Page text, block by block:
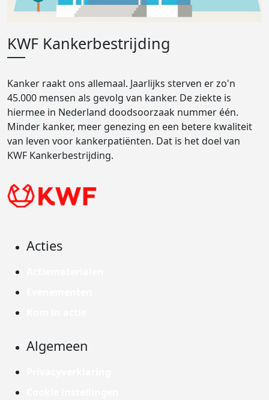
KWF Kankerbestrijding
Kanker raakt ons allemaal. Jaarlijks sterven er zo'n
45.000 mensen als gevolg van kanker. De ziekte is
hiermee in Nederland doodsoorzaak nummer één.
Minder kanker, meer genezing en een betere kwaliteit
van leven voor kankerpatiënten. Dat is het doel van
KWF Kankerbestrijding.
Acties
Algemeen